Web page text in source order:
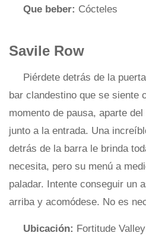
Que beber: Cócteles
Savile Row
Piérdete detrás de la
bar clandestino que se siente
momento de pausa, aparte
junto a la entrada. Una
detrás de la barra le brinda
necesita, pero su menú a
paladar. Intente conseguir un
arriba y acomódese. No es
Ubicación: Fortitude Valley